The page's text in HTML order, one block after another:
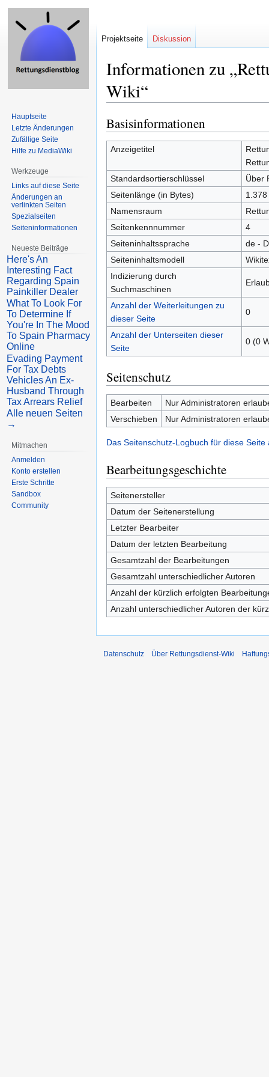
Informationen zu
Wiki“
Zur
Navigation
springen
Zur
Suche
springen
Basisinformationen
Anzeigetitel
Standardsortierschlüssel
Über
Seitenlänge (in Bytes)
1.378
Namensraum
Seitenkennnummer
4
Seiteninhaltssprache
de -
Seiteninhaltsmodell
Indizierung durch
Suchmaschinen
Anzahl der Weiterleitungen zu
dieser Seite
0
Anzahl der Unterseiten dieser
Seite
0 (0
Seitenschutz
Bearbeiten
Nur Administratoren
Verschieben
Nur Administratoren
Das Seitenschutz-Logbuch für diese Seite
Bearbeitungsgeschichte
Seitenersteller
Datum der Seitenerstellung
Letzter Bearbeiter
Datum der letzten Bearbeitung
Gesamtzahl der Bearbeitungen
Gesamtzahl unterschiedlicher Autoren
Anzahl der kürzlich erfolgten
Anzahl unterschiedlicher Autoren der
Projektseite Diskussion
Hauptseite
Letzte Änderungen
Zufällige Seite
Hilfe zu MediaWiki
Werkzeuge
Links auf diese Seite
Änderungen an
verlinkten Seiten
Spezialseiten
Seiten­informationen
Neueste Beiträge
Here's An
Interesting Fact
Regarding Spain
Painkiller Dealer
What To Look For
To Determine If
You're In The Mood
To Spain Pharmacy
Online
Evading Payment
For Tax Debts
Vehicles An Ex-
Husband Through
Tax Arrears Relief
Alle neuen Seiten
→
Mitmachen
Anmelden
Konto erstellen
Erste Schritte
Sandbox
Community
Datenschutz Über Rettungsdienst-Wiki